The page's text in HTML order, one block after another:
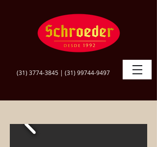
(31) 3774-3845| (31) 99744-9497